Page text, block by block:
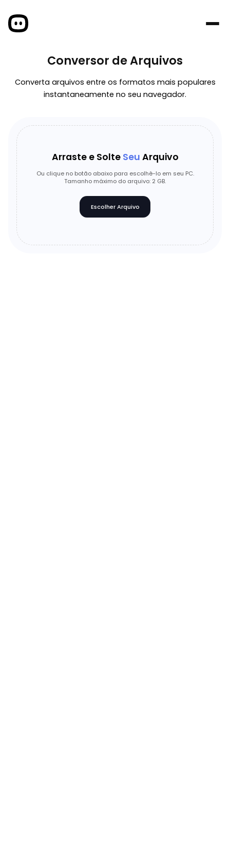
Conversor de Arquivos
Converta arquivos entre os formatos mais populares
instantaneamente no seu navegador.
Arraste e Solte Seu Arquivo
Ou clique no botão abaixo para escolhê-lo em seu PC.
Tamanho máximo do arquivo: 2 GB.
Escolher Arquivo